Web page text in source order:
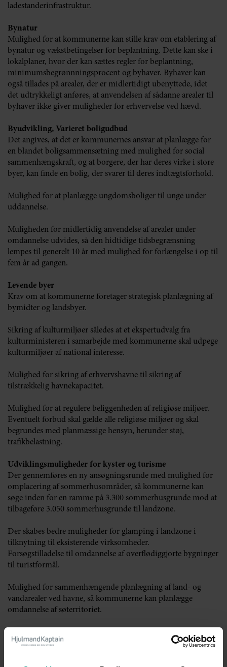
ladestanderinfrastruktur.
Bynatur
Mulighed for at kommunerne kan stille krav om etablering af
bynatur og vækstbetingelser for beplantning. Dette kan ske i
lokalplaner, hvor der kan sættes regler for beplantning,
minimumsbegrønnningsprocent og byhaver. Byhaver kan
også tillades på arealer, der er midlertidigt ubenyttede, idet
det udtrykkeligt anføres, at anvendelsen af sådanne arealer til
byhaver ikke giver muligheder for erhvervelse ved hævd.
Byudvikling, Varieret boligudbud
Det angives, at det er kommunernes ansvar at planlægge for
en blandet boligsammensætning med mulighed for social
sammenhængskraft, og at borgere, der har deres virke i store
byer, kan finde en bolig, der svarer til deres indtægtsforhold.
Mulighed for at planlægge ungdomsboliger til unge under
uddannelse.
Muligheden for midlertidig anvendelse af arealer under
omdannelse udvides, så den hidtidige tidsbegrænsning
lempes til generelt 10 år med mulighed for forlængelse i op til
fem år ad gangen.
Levende byer
Krav om at kommunerne foretager strategisk planlægning af
bymidter og landsbyer.
Sikring af kulturmiljøer således at et ekspertudvalg fra
kulturministeren i samarbejde med kommunerne skal udpege
kulturmiljøer af national interesse.
Mulighed for sikring af erhvervshavne til sikring af
tilstrækkelig havnekapacitet.
Mulighed for at regulere beliggenheden af religiøse miljøer.
Eventuelt forbud skal gælde alle religiøse miljøer og skal
begrundes med planmæssige hensyn, herunder støj,
trafikbelastning.
Udviklingsmuligheder for kyster og turisme
Der gennemføres en ny ansøgningsrunde med mulighed for
omplacering af sommerhusområder, så kommunerne kan
søge inden for en ramme på 3.300 sommerhusgrunde mod at
tilbageføre 3.050 sommerhusgrunde til landzone.
Der skabes bedre muligheder for glamping i landzone i
tilknytning til eksisterende virksomheder.
Forsøgstilladelse til omdannelse af overflødiggjorte bygninger
til turistformål.
Mulighed for sammenhængende planlægning af land- og
vandarealer ved havne, så kommunerne kan planlægge
omdannelse af søterritoriet.